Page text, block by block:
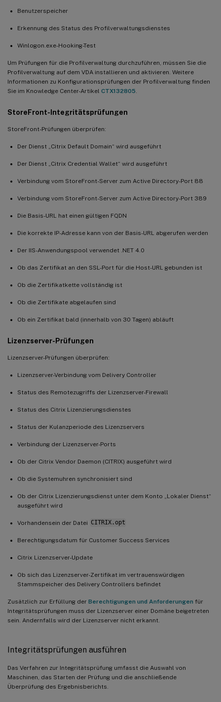
Benutzerspeicher
Erkennung des Status des Profilverwaltungsdienstes
Winlogon.exe-Hooking-Test
Um Prüfungen für die Profilverwaltung durchzuführen, müssen Sie die
Profilverwaltung auf dem VDA installieren und aktivieren. Weitere
Informationen zu Konfigurationsprüfungen der Profilverwaltung finden
Sie im Knowledge Center-Artikel CTX132805
StoreFront-Integritätsprüfungen
StoreFront-Prüfungen überprüfen:
Der Dienst „Citrix Default Domain“ wird ausgeführt
Der Dienst „Citrix Credential Wallet“ wird ausgeführt
Verbindung vom StoreFront-Server zum Active Directory-Port 88
Verbindung vom StoreFront-Server zum Active Directory-Port 389
Die Basis-URL hat einen gültigen FQDN
Die korrekte IP-Adresse kann von der Basis-URL abgerufen werden
Der IIS-Anwendungspool verwendet .NET 4.0
Ob das Zertifikat an den SSL-Port für die Host-URL gebunden ist
Ob die Zertifikatkette vollständig ist
Ob die Zertifikate abgelaufen sind
Ob ein Zertifikat bald (innerhalb von 30 Tagen) abläuft
Lizenzserver-Prüfungen
Lizenzserver-Prüfungen überprüfen:
Lizenzserver-Verbindung vom Delivery Controller
Status des Remotezugriffs der Lizenzserver-Firewall
Status des Citrix Lizenzierungsdienstes
Status der Kulanzperiode des Lizenzservers
Verbindung der Lizenzserver-Ports
Ob der Citrix Vendor Daemon (CITRIX) ausgeführt wird
Ob die Systemuhren synchronisiert sind
Ob der Citrix Lizenzierungsdienst unter dem Konto „Lokaler Dienst“
ausgeführt wird
Vorhandensein der Datei CITRIX.opt
Berechtigungsdatum für Customer Success Services
Citrix Lizenzserver-Update
Ob sich das Lizenzserver-Zertifikat im vertrauenswürdigen
Stammspeicher des Delivery Controllers befindet
Zusätzlich zur Erfüllung der Berechtigungen und Anforderungen für
Integritätsprüfungen muss der Lizenzserver einer Domäne beigetreten
sein. Andernfalls wird der Lizenzserver nicht erkannt.
Integritätsprüfungen ausführen
Das Verfahren zur Integritätsprüfung umfasst die Auswahl von
Maschinen, das Starten der Prüfung und die anschließende
Überprüfung des Ergebnisberichts.